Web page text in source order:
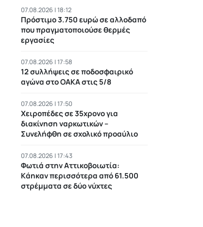
07.08.2026 | 18:12
Πρόστιμο 3.750 ευρώ σε αλλοδαπό
που πραγματοποιούσε θερμές
εργασίες
07.08.2026 | 17:58
12 συλλήψεις σε ποδοσφαιρικό
αγώνα στο ΟΑΚΑ στις 5/8
07.08.2026 | 17:50
Χειροπέδες σε 35χρονο για
διακίνηση ναρκωτικών –
Συνελήφθη σε σχολικό προαύλιο
07.08.2026 | 17:43
Φωτιά στην Αττικοβοιωτία:
Kάηκαν περισσότερα από 61.500
στρέμματα σε δύο νύχτες